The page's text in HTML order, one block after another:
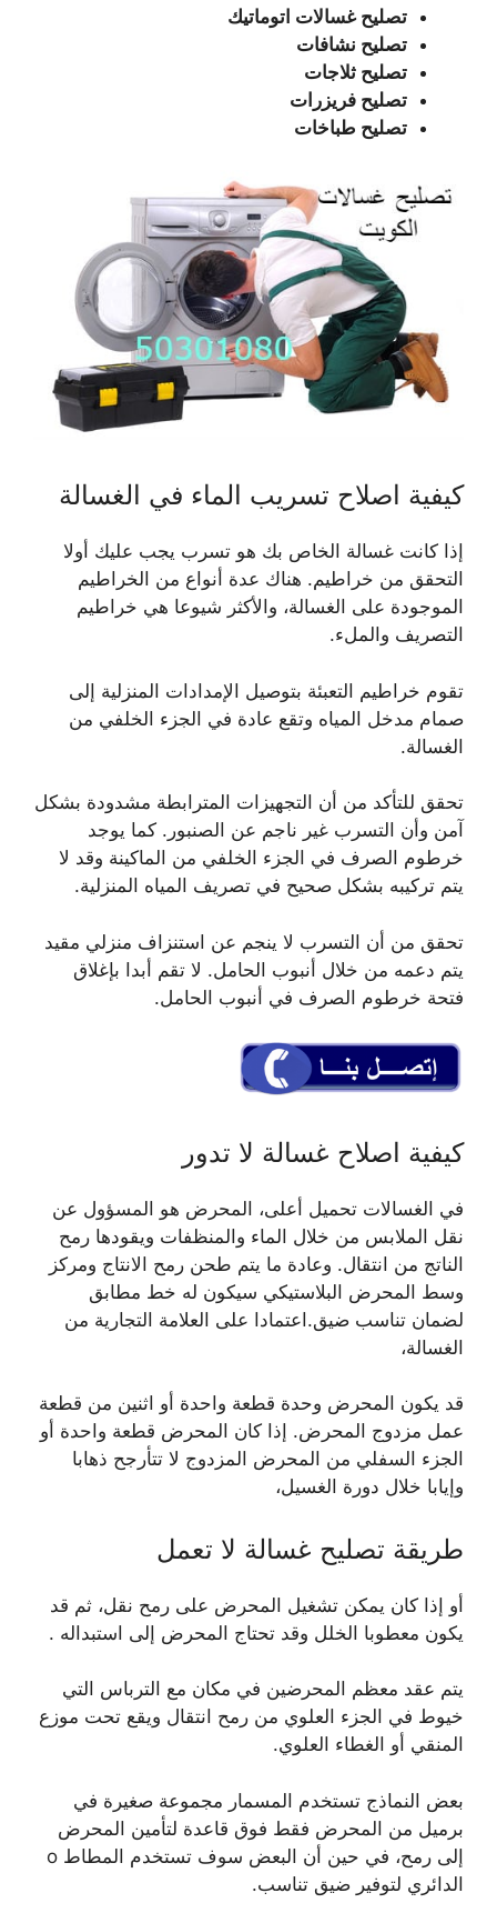
تصليح غسالات اتوماتيك
تصليح نشافات
تصليح ثلاجات
تصليح فريزرات
تصليح طباخات
كيفية اصلاح تسريب الماء في الغسالة
إذا كانت غسالة الخاص بك هو تسرب يجب عليك أولا
التحقق من خراطيم. هناك عدة أنواع من الخراطيم
الموجودة على الغسالة، والأكثر شيوعا هي خراطيم
التصريف والملء.
تقوم خراطيم التعبئة بتوصيل الإمدادات المنزلية إلى
صمام مدخل المياه وتقع عادة في الجزء الخلفي من
الغسالة.
تحقق للتأكد من أن التجهيزات المترابطة مشدودة بشكل
آمن وأن التسرب غير ناجم عن الصنبور. كما يوجد
خرطوم الصرف في الجزء الخلفي من الماكينة وقد لا
يتم تركيبه بشكل صحيح في تصريف المياه المنزلية.
تحقق من أن التسرب لا ينجم عن استنزاف منزلي مقيد
يتم دعمه من خلال أنبوب الحامل. لا تقم أبدا بإغلاق
فتحة خرطوم الصرف في أنبوب الحامل.
كيفية اصلاح غسالة لا تدور
في الغسالات تحميل أعلى، المحرض هو المسؤول عن
نقل الملابس من خلال الماء والمنظفات ويقودها رمح
الناتج من انتقال. وعادة ما يتم طحن رمح الانتاج ومركز
وسط المحرض البلاستيكي سيكون له خط مطابق
لضمان تناسب ضيق.اعتمادا على العلامة التجارية من
الغسالة،
قد يكون المحرض وحدة قطعة واحدة أو اثنين من قطعة
عمل مزدوج المحرض. إذا كان المحرض قطعة واحدة أو
الجزء السفلي من المحرض المزدوج لا تتأرجح ذهابا
وإيابا خلال دورة الغسيل،
طريقة تصليح غسالة لا تعمل
أو إذا كان يمكن تشغيل المحرض على رمح نقل، ثم قد
يكون معطوبا الخلل وقد تحتاج المحرض إلى استبداله .
يتم عقد معظم المحرضين في مكان مع الترباس التي
خيوط في الجزء العلوي من رمح انتقال ويقع تحت موزع
المنقي أو الغطاء العلوي.
بعض النماذج تستخدم المسمار مجموعة صغيرة في
برميل من المحرض فقط فوق قاعدة لتأمين المحرض
إلى رمح، في حين أن البعض سوف تستخدم المطاط o
الدائري لتوفير ضيق تناسب.